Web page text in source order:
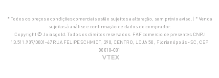
* Todos os preços e condições comerciais estão sujeitos a alteração, sem prévio aviso. | * Venda
sujeitas à análise e confirmação de dados do comprador.
Copyright © Joiasgold. Todos os direitos reservados. FKF comercio de presentes CNPJ
13.511.907/0001-67 RUA FELIPE SCHMIDT, 390, CENTRO, LOJA 50 , Florianópolis - SC, CEP
88010-001
VTEX